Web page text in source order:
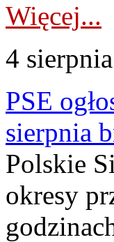
Więcej...
4
PSE
sierpnia
Polskie
okresy